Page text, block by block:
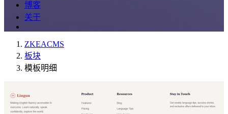
博客
关于
ZKEACMS
板块
模板明细